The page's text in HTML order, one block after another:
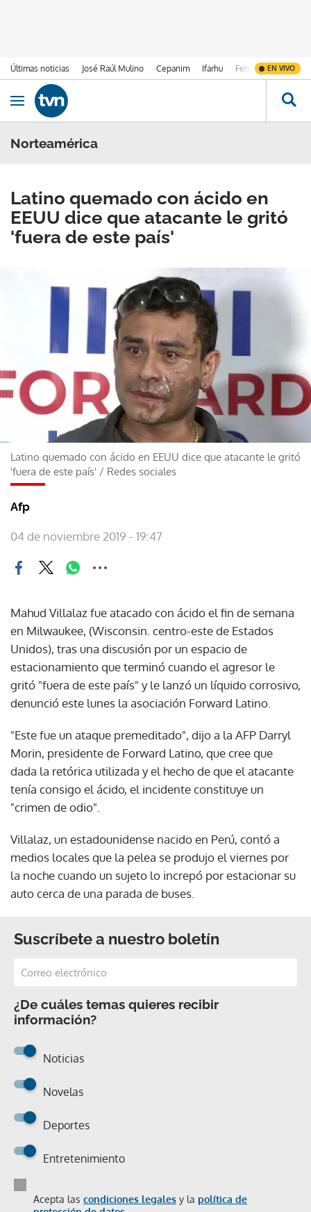
Últimas noticias José Raúl Mulino Cepanim Ifarhu Fenómeno de El
EN VIVO
Ir al contenido
Obrir navegació
Norteamérica
Latino quemado con ácido en
EEUU dice que atacante le gritó
'fuera de este país'
Latino quemado con ácido en EEUU dice que atacante le gritó
'fuera de este país' / Redes sociales
Afp
04 de noviembre 2019 - 19:47
Mahud Villalaz fue atacado con ácido el fin de semana
en Milwaukee, (Wisconsin. centro-este de Estados
Unidos), tras una discusión por un espacio de
estacionamiento que terminó cuando el agresor le
gritó "fuera de este país" y le lanzó un líquido corrosivo,
denunció este lunes la asociación Forward Latino.
"Este fue un ataque premeditado", dijo a la AFP Darryl
Morin, presidente de Forward Latino, que cree que
dada la retórica utilizada y el hecho de que el atacante
tenía consigo el ácido, el incidente constituye un
"crimen de odio".
Villalaz, un estadounidense nacido en Perú, contó a
medios locales que la pelea se produjo el viernes por
la noche cuando un sujeto lo increpó por estacionar su
auto cerca de una parada de buses.
Suscríbete a nuestro boletín
¿De cuáles temas quieres recibir
información?
Noticias
Novelas
Deportes
Entretenimiento
Acepta las condiciones legales y la política de